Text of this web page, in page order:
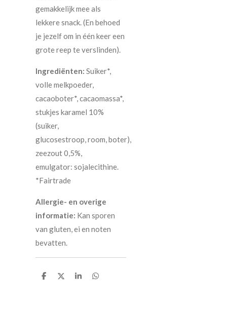
gemakkelijk mee als
lekkere snack. (En behoed
je jezelf om in één keer een
grote reep te verslinden).
Ingrediënten: Suiker*,
volle melkpoeder,
cacaoboter*, cacaomassa*,
stukjes karamel 10%
(suiker,
glucosestroop, room, boter),
zeezout 0,5%,
emulgator: sojalecithine.
*Fairtrade
Allergie- en overige
informatie: Kan sporen
van gluten, ei en noten
bevatten.
D
D
S
D